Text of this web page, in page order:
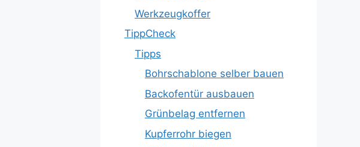
Werkzeugkoffer
TippCheck
Tipps
Bohrschablone selber bauen
Backofentür ausbauen
Grünbelag entfernen
Kupferrohr biegen